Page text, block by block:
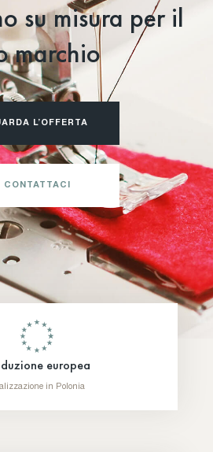
su misura per il
marchio
L’OFFERTA
CONTATTACI
europea
in Polonia